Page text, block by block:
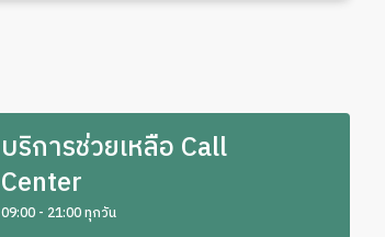
be
chosen
on
the
product
บริการช่วยเหลือ Call
Center
09:00 - 21:00 ทุกวัน